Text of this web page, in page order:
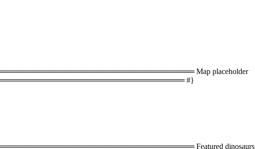
Map placeholder
#}
Featured dinosaurs